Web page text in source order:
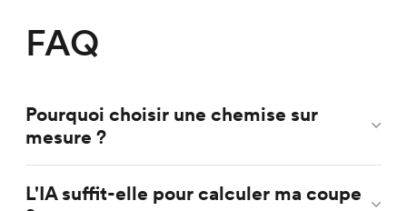
FAQ
Pourquoi choisir une chemise sur
mesure ?
L'IA suffit-elle pour calculer ma coupe